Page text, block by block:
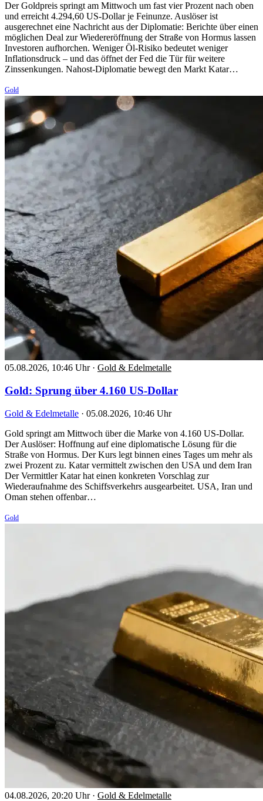
Der Goldpreis springt am Mittwoch um fast vier Prozent nach oben
und erreicht 4.294,60 US-Dollar je Feinunze. Auslöser ist
ausgerechnet eine Nachricht aus der Diplomatie: Berichte über einen
möglichen Deal zur Wiedereröffnung der Straße von Hormus lassen
Investoren aufhorchen. Weniger Öl-Risiko bedeutet weniger
Inflationsdruck – und das öffnet der Fed die Tür für weitere
Zinssenkungen. Nahost-Diplomatie bewegt den Markt Katar…
Gold
05.08.2026, 10:46 Uhr · Gold & Edelmetalle
Gold: Sprung über 4.160 US-Dollar
Gold & Edelmetalle · 05.08.2026, 10:46 Uhr
Gold springt am Mittwoch über die Marke von 4.160 US-Dollar.
Der Auslöser: Hoffnung auf eine diplomatische Lösung für die
Straße von Hormus. Der Kurs legt binnen eines Tages um mehr als
zwei Prozent zu. Katar vermittelt zwischen den USA und dem Iran
Der Vermittler Katar hat einen konkreten Vorschlag zur
Wiederaufnahme des Schiffsverkehrs ausgearbeitet. USA, Iran und
Oman stehen offenbar…
Gold
04.08.2026, 20:20 Uhr · Gold & Edelmetalle